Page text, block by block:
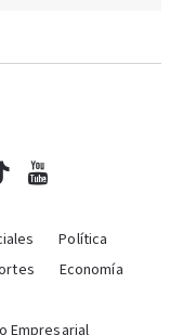
Política
Economía
Empresarial